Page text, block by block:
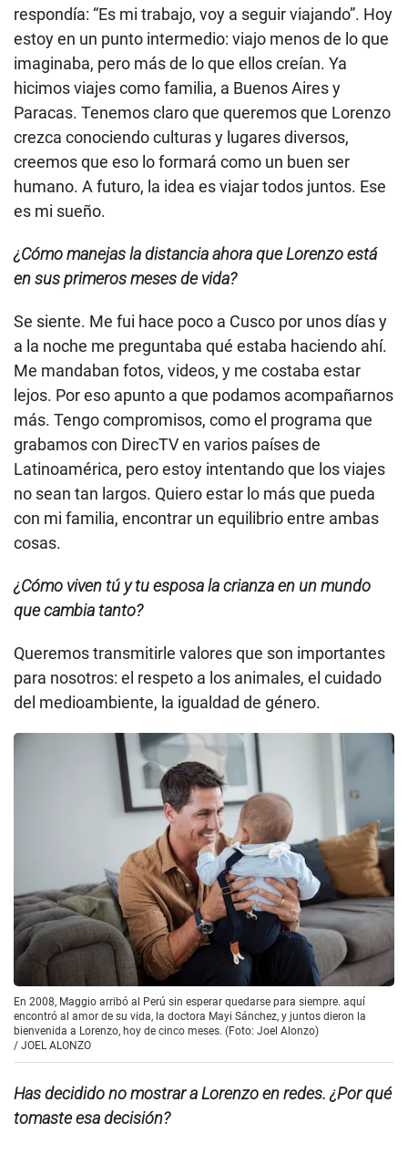
respondía: “Es mi trabajo, voy a seguir viajando”. Hoy
estoy en un punto intermedio: viajo menos de lo que
imaginaba, pero más de lo que ellos creían. Ya
hicimos viajes como familia, a Buenos Aires y
Paracas. Tenemos claro que queremos que Lorenzo
crezca conociendo culturas y lugares diversos,
creemos que eso lo formará como un buen ser
humano. A futuro, la idea es viajar todos juntos. Ese
es mi sueño.
¿Cómo manejas la distancia ahora que Lorenzo está
en sus primeros meses de vida?
Se siente. Me fui hace poco a Cusco por unos días y
a la noche me preguntaba qué estaba haciendo ahí.
Me mandaban fotos, videos, y me costaba estar
lejos. Por eso apunto a que podamos acompañarnos
más. Tengo compromisos, como el programa que
grabamos con DirecTV en varios países de
Latinoamérica, pero estoy intentando que los viajes
no sean tan largos. Quiero estar lo más que pueda
con mi familia, encontrar un equilibrio entre ambas
cosas.
¿Cómo viven tú y tu esposa la crianza en un mundo
que cambia tanto?
Queremos transmitirle valores que son importantes
para nosotros: el respeto a los animales, el cuidado
del medioambiente, la igualdad de género.
En 2008, Maggio arribó al Perú sin esperar quedarse para siempre. aquí
encontró al amor de su vida, la doctora Mayi Sánchez, y juntos dieron la
bienvenida a Lorenzo, hoy de cinco meses. (Foto: Joel Alonzo)
/ JOEL ALONZO
Has decidido no mostrar a Lorenzo en redes. ¿Por qué
tomaste esa decisión?